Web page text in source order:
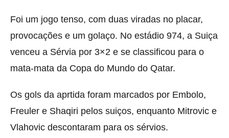
Foi um jogo tenso, com duas viradas no placar,
provocações e um golaço. No estádio 974, a Suiça
venceu a Sérvia por 3×2 e se classificou para o
mata-mata da Copa do Mundo do Qatar.
Os gols da aprtida foram marcados por Embolo,
Freuler e Shaqiri pelos suiços, enquanto Mitrovic e
Vlahovic descontaram para os sérvios.